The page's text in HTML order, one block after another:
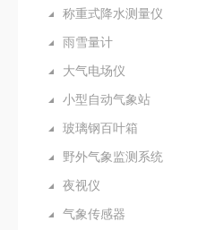
称重式降水测量仪
雨雪量计
大气电场仪
小型自动气象站
玻璃钢百叶箱
野外气象监测系统
夜视仪
气象传感器